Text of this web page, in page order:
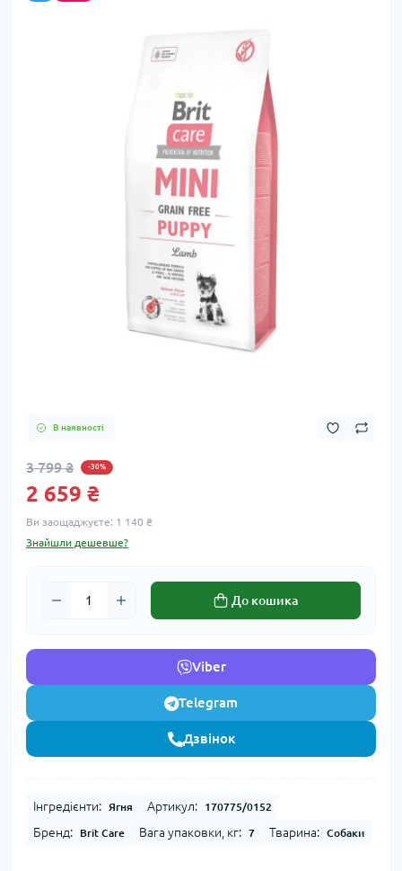
В наявності
3 799 ₴ -30%
2 659 ₴
Ви заощаджуєте: 1 140 ₴
Знайшли дешевше?
До кошика
Viber
Telegram
Дзвінок
Інгредієнти: Ягня Артикул: 170775/0152
Бренд: Brit Care Вага упаковки, кг: 7 Тварина: Собаки